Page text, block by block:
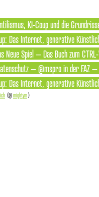
KI-Coup und die
Das Internet, generative
Neue Spiel – Das Buch zum
– @mspro in der FAZ
Das Internet, generative
(@mightym)